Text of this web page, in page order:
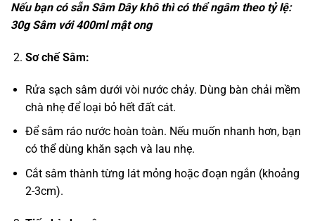
Nếu bạn có sẵn Sâm Dây khô thì có thể ngâm theo tỷ lệ:
30g Sâm với 400ml mật ong
Sơ chế Sâm:
Rửa sạch sâm dưới vòi nước chảy. Dùng bàn chải mềm
chà nhẹ để loại bỏ hết đất cát.
Để sâm ráo nước hoàn toàn. Nếu muốn nhanh hơn, bạn
có thể dùng khăn sạch và lau nhẹ.
Cắt sâm thành từng lát mỏng hoặc đoạn ngắn (khoảng
2-3cm).